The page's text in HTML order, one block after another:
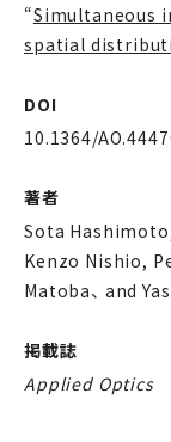
“Simultaneous
spatial
DOI
10.1364/
著者
Sota
Kenzo Nishio,
Matoba、 and
掲載誌
Applied Optics